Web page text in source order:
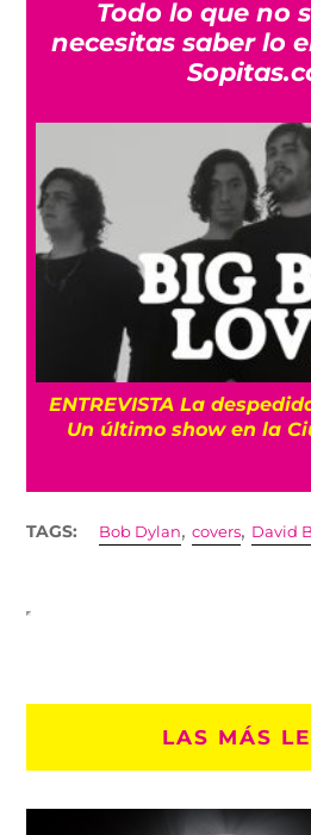
Todo lo que no
necesitas saber lo
ENTREVISTA La
Un último show en la
TAGS: Bob Dylan,covers, David
LAS MÁS